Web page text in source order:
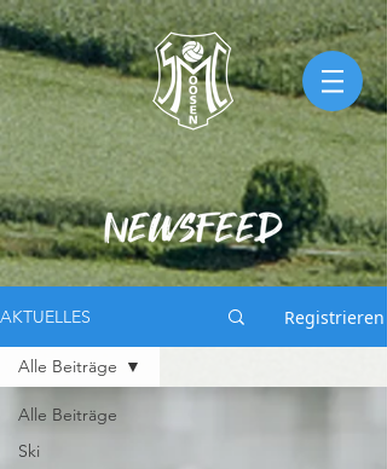
AKTUELLES Registrieren
Alle Beiträge
Ski
Alle Beiträge